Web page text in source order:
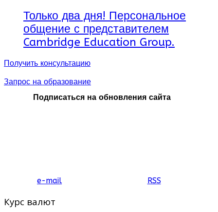
Только два дня! Персональное
общение с представителем
Cambridge Education Group.
Получить консультацию
Запрос на образование
Подписаться на обновления сайта
e-mail RSS
Курс валют